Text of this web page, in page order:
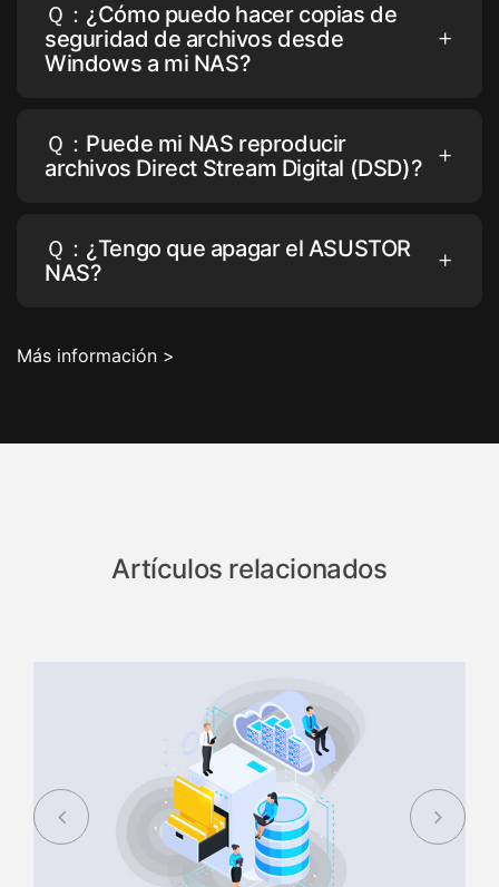
Ｑ：¿Cómo puedo hacer copias de
seguridad de archivos desde
Windows a mi NAS?
Ｑ：Puede mi NAS reproducir
archivos Direct Stream Digital (DSD)?
Ｑ：¿Tengo que apagar el ASUSTOR
NAS?
Más información >
Artículos relacionados